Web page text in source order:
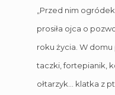
„Przed nim
prosiła ojca o
roku życia. W domu
taczki, fortepianik,
ołtarzyk… klatka z